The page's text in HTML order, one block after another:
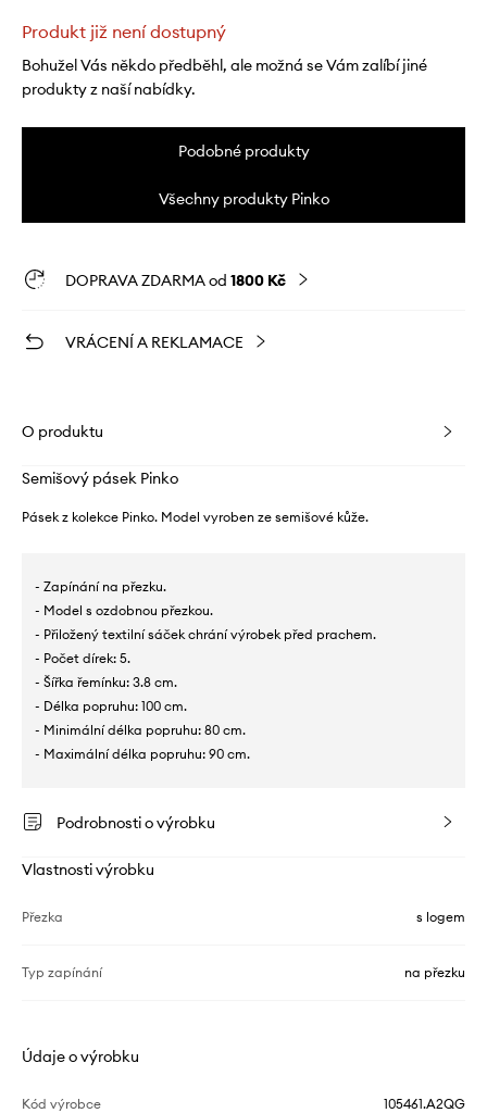
Produkt již není dostupný
Bohužel Vás někdo předběhl, ale možná se Vám zalíbí jiné
produkty z naší nabídky.
Podobné produkty
Všechny produkty Pinko
DOPRAVA ZDARMA od 1800 Kč
VRÁCENÍ A REKLAMACE
O produktu
Semišový pásek Pinko
Pásek z kolekce Pinko. Model vyroben ze semišové kůže.
- Zapínání na přezku.
- Model s ozdobnou přezkou.
- Přiložený textilní sáček chrání výrobek před prachem.
- Počet dírek: 5.
- Šířka řemínku: 3.8 cm.
- Délka popruhu: 100 cm.
- Minimální délka popruhu: 80 cm.
- Maximální délka popruhu: 90 cm.
Podrobnosti o výrobku
Vlastnosti výrobku
Přezka s logem
Typ zapínání na přezku
Údaje o výrobku
Kód výrobce 105461.A2QG